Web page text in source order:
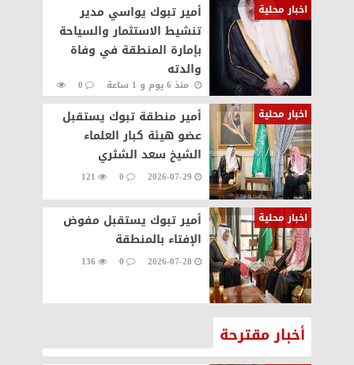
اخبار محلية
أمير تبوك يواسي مدير
تنشيط الاستثمار والسياحة
بإمارة المنطقة في وفاة
والدته
منذ 6 يوم و 1 ساعة
0
113
اخبار محلية
أمير منطقة تبوك يستقبل
عضو هيئة كبار العلماء
الشيخ سعد الشثري
2026-07-29
0
121
اخبار محلية
أمير تبوك يستقبل مفوض
الإفتاء بالمنطقة
2026-07-28
0
136
أخبار مقترحة